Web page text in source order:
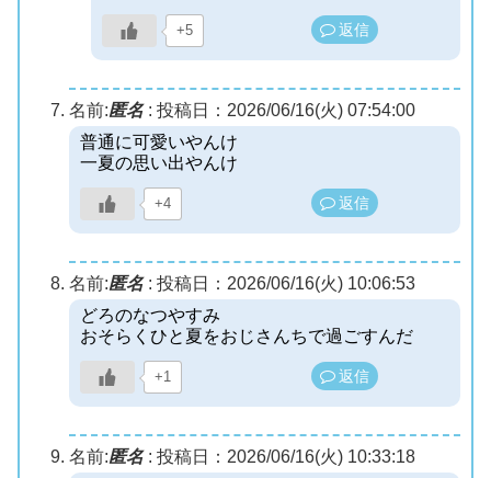
+5 返信
名前:匿名: 投稿日：2026/06/16(火) 07:54:00
普通に可愛いやんけ
一夏の思い出やんけ
+4 返信
名前:匿名: 投稿日：2026/06/16(火) 10:06:53
どろのなつやすみ
おそらくひと夏をおじさんちで過ごすんだ
+1 返信
名前:匿名: 投稿日：2026/06/16(火) 10:33:18